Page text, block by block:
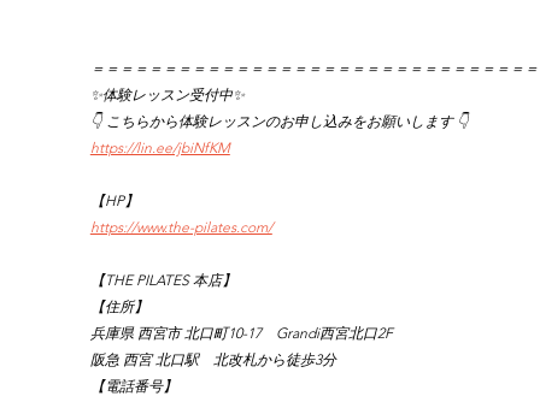
＝＝＝＝＝＝＝＝＝＝＝＝＝＝＝＝＝＝＝＝＝＝＝＝＝＝＝＝＝＝
✨体験レッスン受付中✨
👇 こちらから体験レッスンのお申し込みをお願いします 👇
https://lin.ee/jbiNfKM
【HP】
https://www.the-pilates.com/
【THE PILATES 本店】
【住所】
兵庫県 西宮市 北口町10-17　Grandi西宮北口2F
阪急 西宮 北口駅　北改札から徒歩3分
【電話番号】